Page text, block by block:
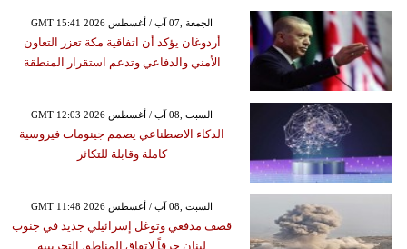
GMT 15:41 2026 الجمعة ,07 آب / أغسطس
أردوغان يؤكد أن اتفاقية مكة تعزز التعاون
الأمني والدفاعي وتدعم استقرار المنطقة
GMT 12:03 2026 السبت ,08 آب / أغسطس
الذكاء الاصطناعي يصمم جينومات فيروسية
كاملة وقابلة للتكاثر
GMT 11:48 2026 السبت ,08 آب / أغسطس
قصف مدفعي وتوغل إسرائيلي جديد في جنوب
لبنان خرقاً لاتفاق المناطق التجريبية